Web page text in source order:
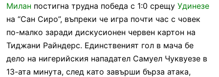
Милан постигна трудна победа с 1:0 срещу Удинезе
на “Сан Сиро”, въпреки че игра почти час с човек
по-малко заради дискусионен червен картон на
Тиджани Райндерс. Единственият гол в мача бе
дело на нигерийския нападател Самуел Чуквуезе в
13-ата минута, след като завърши бърза атака,